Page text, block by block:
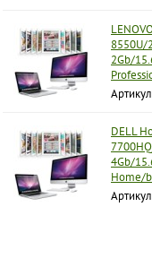
8550U/
2Gb/
DELL
4Gb/
Home/